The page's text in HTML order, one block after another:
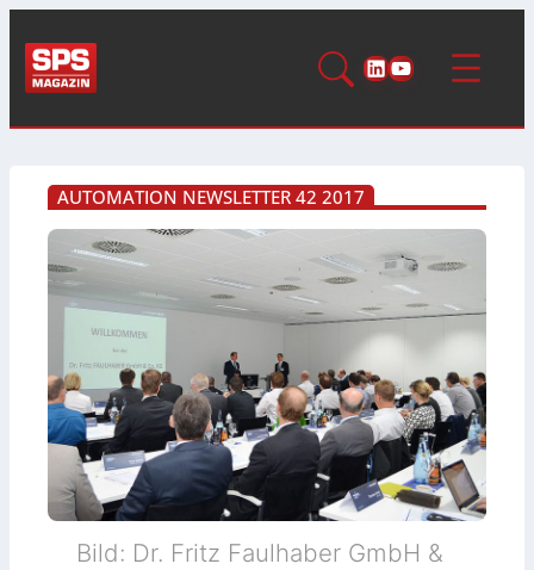
LinkedIn
YouTube
AUTOMATION NEWSLETTER 42 2017
Bild: Dr. Fritz Faulhaber GmbH &